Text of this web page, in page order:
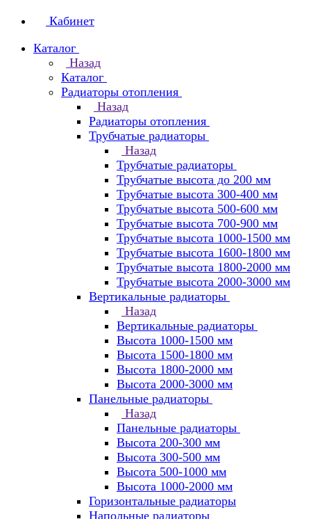
Кабинет
Каталог
Назад
Каталог
Радиаторы отопления
Назад
Радиаторы отопления
Трубчатые радиаторы
Назад
Трубчатые радиаторы
Трубчатые высота до 200 мм
Трубчатые высота 300-400 мм
Трубчатые высота 500-600 мм
Трубчатые высота 700-900 мм
Трубчатые высота 1000-1500 мм
Трубчатые высота 1600-1800 мм
Трубчатые высота 1800-2000 мм
Трубчатые высота 2000-3000 мм
Вертикальные радиаторы
Назад
Вертикальные радиаторы
Высота 1000-1500 мм
Высота 1500-1800 мм
Высота 1800-2000 мм
Высота 2000-3000 мм
Панельные радиаторы
Назад
Панельные радиаторы
Высота 200-300 мм
Высота 300-500 мм
Высота 500-1000 мм
Высота 1000-2000 мм
Горизонтальные радиаторы
Напольные радиаторы